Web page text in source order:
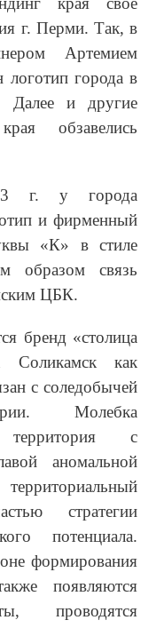
г. Перми. Так, в
Артемием
логотип города в
Далее и другие
обзавелись
г. у города
и фирменный
«К» в стиле
образом связь
ЦБК.
бренд «столица
Соликамск как
с соледобычей
Молебка
территория с
аномальной
стратегии
потенциала.
формирования
появляются
проводятся